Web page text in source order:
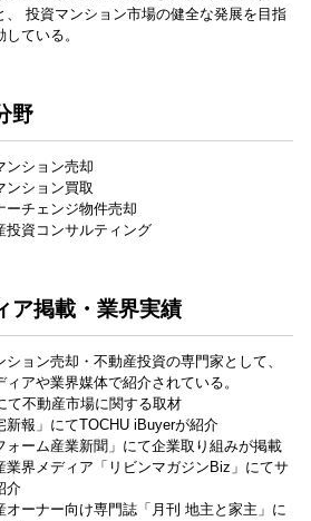
、 投資マンション市場の健全な発展を目指
している。
野
ンション売却
ンション買取
ーチェンジ物件売却
投資コンサルティング
ア掲載・業界実績
ション売却・不動産投資の専門家として、
ィアや業界媒体で紹介されている。
て不動産市場に関する取材
新報」にてTOCHU iBuyerが紹介
ォーム産業新聞」にて企業取り組みが掲載
業界メディア「リビンマガジンBiz」にてサ
介
オーナー向け専門誌「月刊 地主と家主」に